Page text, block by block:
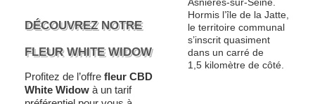
DÉCOUVREZ NOTRE
FLEUR WHITE WIDOW
Profitez de l’offre fleur CBD
White Widow à un tarif
Hormis l’île de la Jatte,
le territoire communal
s’inscrit quasiment
dans un carré de
1,5 kilomètre de côté.